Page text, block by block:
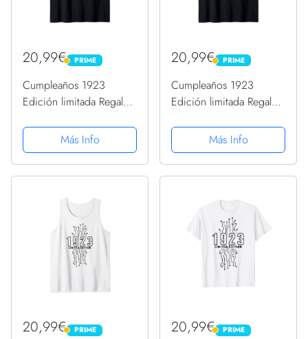
20,99€ PRIME
PRIME
Cumpleaños 1923
Edición limitada Regalo
Camiseta sin Mangas
Más Info
20,99€ PRIME
PRIME
Cumpleaños 1923
Edición limitada Regalo
Camiseta sin Mangas
Más Info
20,99€ PRIME
PRIME 20,99€ PRIME
PRIME